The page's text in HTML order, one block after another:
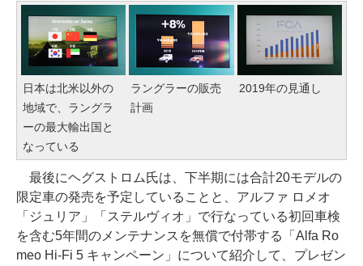
日本は北米以外の
地域で、ラングラ
ーの最大輸出国と
なっている
ラングラーの販売
計画
2019年の見通し
最後にヘグストロム氏は、下半期には合計20モデルの
限定車の発売を予定していることと、アルファ ロメオ
「ジュリア」「ステルヴィオ」で行なっている初回車検
を含む5年間のメンテナンスを無償で付帯する「Alfa Ro
meo Hi-Fi 5 キャンペーン」について紹介して、プレゼン